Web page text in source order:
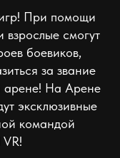
При помощи
взрослые смогут
боевиков,
за звание
арене! На Арене
эксклюзивные
командой